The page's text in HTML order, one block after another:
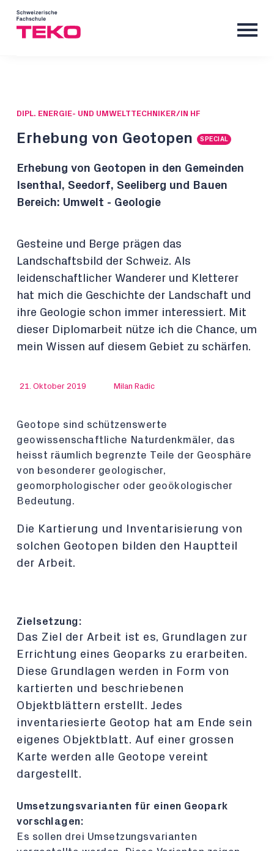
DIPL. ENERGIE- UND UMWELTTECHNIKER/IN HF
Erhebung von Geotopen SPECIAL
Erhebung von Geotopen in den Gemeinden
Isenthal, Seedorf, Seeliberg und Bauen
Bereich: Umwelt - Geologie
Gesteine und Berge prägen das
Landschaftsbild der Schweiz. Als
leidenschaftlicher Wanderer und Kletterer
hat mich die Geschichte der Landschaft und
ihre Geologie schon immer interessiert. Mit
dieser Diplomarbeit nütze ich die Chance, um
mein Wissen auf diesem Gebiet zu schärfen.
21. Oktober 2019 Milan Radic
Geotope sind schützenswerte
geowissenschaftliche Naturdenkmäler, das
heisst räumlich begrenzte Teile der Geosphäre
von besonderer geologischer,
geomorphologischer oder geoökologischer
Bedeutung.
Die Kartierung und Inventarisierung von
solchen Geotopen bilden den Hauptteil
der Arbeit.
Zielsetzung:
Das Ziel der Arbeit ist es, Grundlagen zur
Errichtung eines Geoparks zu erarbeiten.
Diese Grundlagen werden in Form von
kartierten und beschriebenen
Objektblättern erstellt. Jedes
inventariesierte Geotop hat am Ende sein
eigenes Objektblatt. Auf einer grossen
Karte werden alle Geotope vereint
dargestellt.
Umsetzungsvarianten für einen Geopark
vorschlagen:
Es sollen drei Umsetzungsvarianten